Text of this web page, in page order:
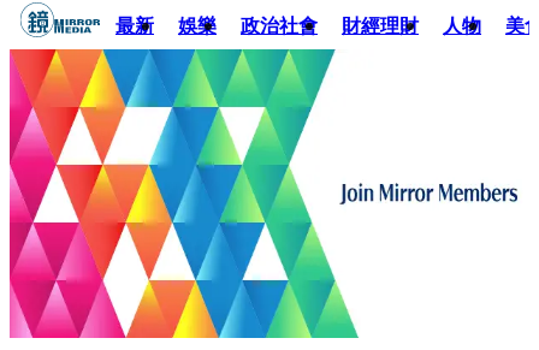
最新 娛樂 政治社會 財經理財 人物 美